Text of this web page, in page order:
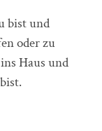
bist und
oder zu
Haus und